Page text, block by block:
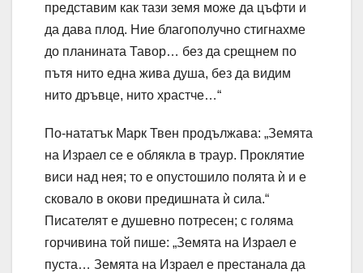
представим как тази земя може да цъфти и
да дава плод. Ние благополучно стигнахме
до планината Тавор… без да срещнем по
пътя нито една жива душа, без да видим
нито дръвце, нито храстче…“
По-нататък Марк Твен продължава: „Земята
на Израел се е облякла в траур. Проклятие
виси над нея; то е опустошило полята ѝ и е
сковало в окови предишната ѝ сила.“
Писателят е душевно потресен; с голяма
горчивина той пише: „Земята на Израел е
пуста… Земята на Израел е престанала да